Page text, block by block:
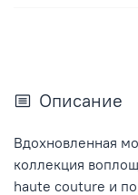
Описание
Вдохновленная
коллекция
haute couture и